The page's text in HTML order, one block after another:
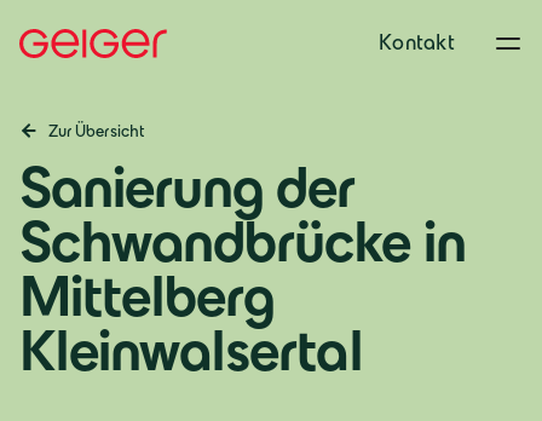
Kontakt
Zur Übersicht
Sanierung der
Schwandbrücke in
Mittelberg
Kleinwalsertal